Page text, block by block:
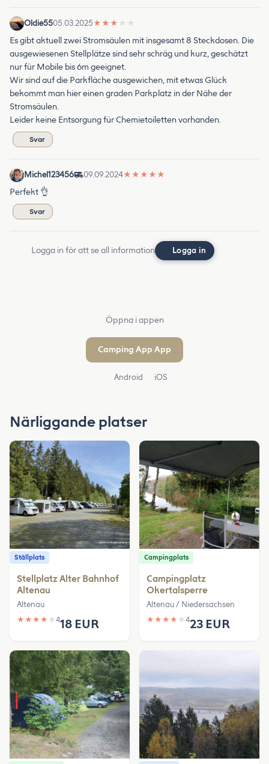
Oldie5505.03.2025★ ★ ★ ★ ★
Es gibt aktuell zwei Stromsäulen mit insgesamt 8 Steckdosen. Die
ausgewiesenen Stellplätze sind sehr schräg und kurz, geschätzt
nur für Mobile bis 6m geeignet.
Wir sind auf die Parkfläche ausgewichen, mit etwas Glück
bekommt man hier einen graden Parkplatz in der Nähe der
Stromsäulen.
Leider keine Entsorgung für Chemietoiletten vorhanden.
Svar
Michel123456 09.09.2024★ ★ ★ ★ ★
Perfekt 👌
Svar
Logga in för att se all information Logga in
Öppna i appen
Camping App App
Android iOS
Närliggande platser
Ställplats
Stellplatz Alter Bahnhof
Altenau
Altenau
★ ★ ★ ★ ★ 418 EUR
Campingplats
Campingplatz
Okertalsperre
Altenau / Niedersachsen
★ ★ ★ ★ ★ 423 EUR